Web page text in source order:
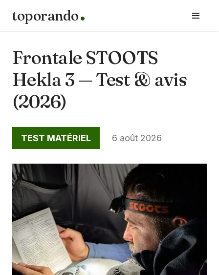
contenu
toporando
Frontale STOOTS
Hekla 3 — Test & avis
(2026)
TEST MATÉRIEL 6 août 2026